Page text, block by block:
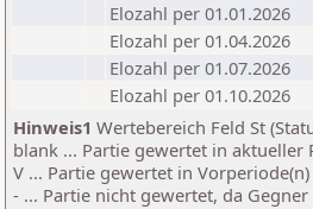
Elozahl per 01.01.2026
Elozahl per 01.04.2026
Elozahl per 01.07.2026
Elozahl per 01.10.2026
Hinweis1 Wertebereich Feld St
blank ... Partie gewertet in aktueller
V ... Partie gewertet in
- ... Partie nicht gewertet, da